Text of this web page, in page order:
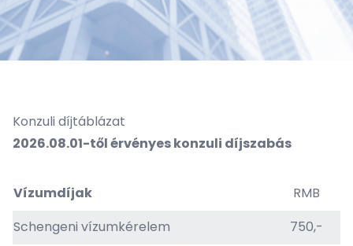
Konzuli díjtáblázat
2026.08.01-től érvényes konzuli díjszabás
Vízumdíjak
RMB
Schengeni vízumkérelem
750,-